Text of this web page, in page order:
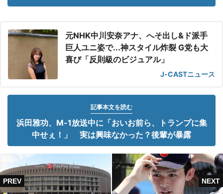
元NHK中川安奈アナ、へそ出し&ド派手
巨人ユニ姿で...神スタイル炸裂 G党も大
喜び「反則級のビジュアル」
J-CASTニュース
記事本文を読む
浜田雅功、M-1放送中に「おいお前ら、トランプに集
中せぇ！」 実は興味なかった？後輩が暴露